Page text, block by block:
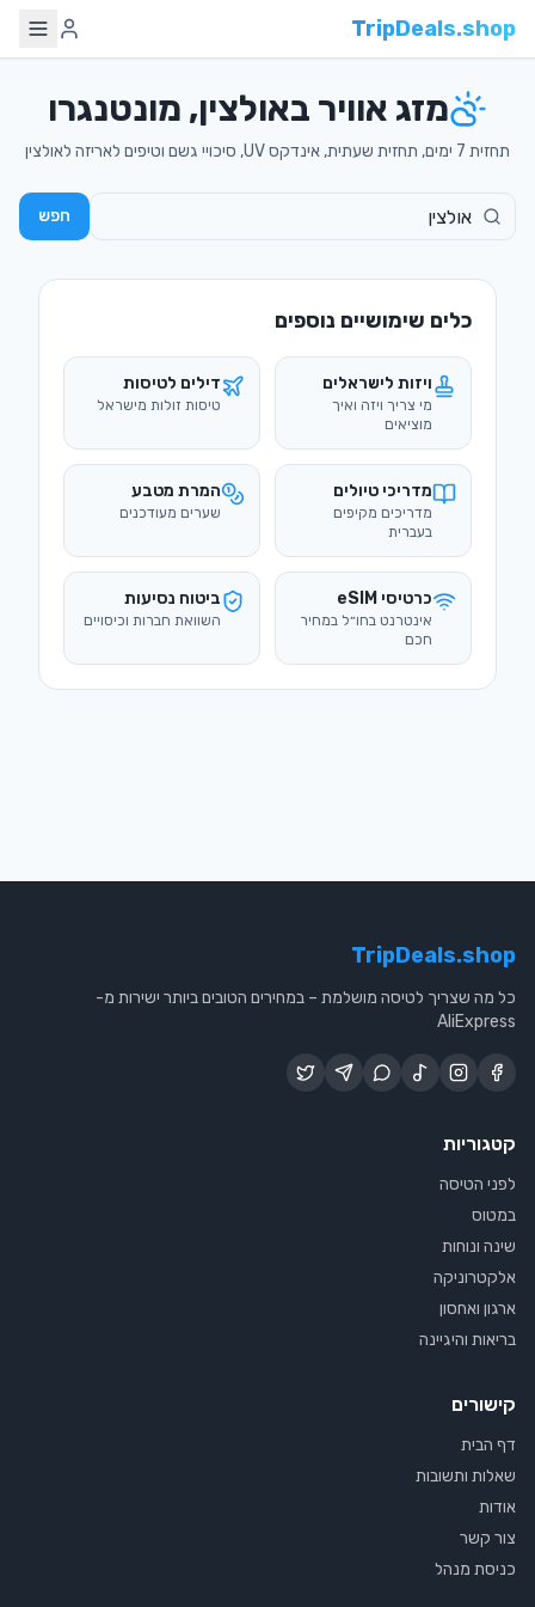
TripDeals.shop
מזג אוויר באולצין, מונטנגרו
תחזית 7 ימים, תחזית שעתית, אינדקס UV, סיכויי גשם וטיפים לאריזה לאולצין
חפש
כלים שימושיים נוספים
ויזות לישראלים
מי צריך ויזה ואיך
מוציאים
דילים לטיסות
טיסות זולות מישראל
מדריכי טיולים
מדריכים מקיפים
בעברית
המרת מטבע
שערים מעודכנים
כרטיסי eSIM
אינטרנט בחו״ל במחיר
חכם
ביטוח נסיעות
השוואת חברות וכיסויים
TripDeals.shop
כל מה שצריך לטיסה מושלמת – במחירים הטובים ביותר ישירות מ-
AliExpress
קטגוריות
לפני הטיסה
במטוס
שינה ונוחות
אלקטרוניקה
ארגון ואחסון
בריאות והיגיינה
קישורים
דף הבית
שאלות ותשובות
אודות
צור קשר
כניסת מנהל